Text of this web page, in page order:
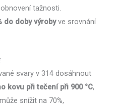
tažnosti.
do doby výrobyve srovnání
:
svary v 314 dosáhnout
kovu při tečení při 900 °C,
snížit na 70%,